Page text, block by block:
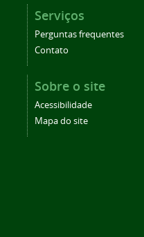
Serviços
Perguntas frequentes
Contato
Sobre o site
Acessibilidade
Mapa do site